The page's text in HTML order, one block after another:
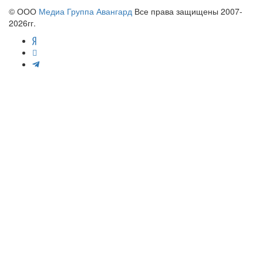
© ООО Медиа Группа Авангард Все права защищены 2007-
2026гг.